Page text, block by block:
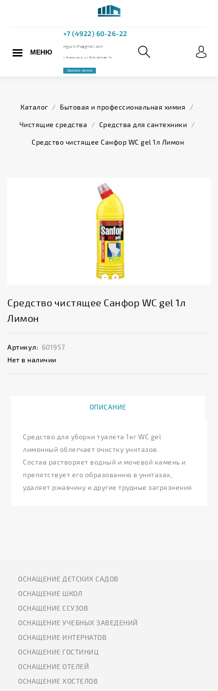
МЕНЮ
Заказать звонок
Каталог / Бытовая и профессиональная химия /
Чистящие средства / Средства для сантехники /
Средство чистящее Санфор WC gel 1л Лимон
Средство чистящее Санфор WC gel 1л
Лимон
Артикул: 601957
Нет в наличии
ОПИСАНИЕ
Средство для уборки туалета 1кг WC gel
лимонный облегчает очистку унитазов.
Состав растворяет водный и мочевой камень и
препятствует его образованию в унитазах,
удаляет ржавчину и другие трудные загрязнения
ОСНАЩЕНИЕ ДЕТСКИХ САДОВ
ОСНАЩЕНИЕ ШКОЛ
ОСНАЩЕНИЕ ССУЗОВ
ОСНАЩЕНИЕ УЧЕБНЫХ ЗАВЕДЕНИЙ
ОСНАЩЕНИЕ ИНТЕРНАТОВ
ОСНАЩЕНИЕ ГОСТИНИЦ
ОСНАЩЕНИЕ ОТЕЛЕЙ
ОСНАЩЕНИЕ ХОСТЕЛОВ